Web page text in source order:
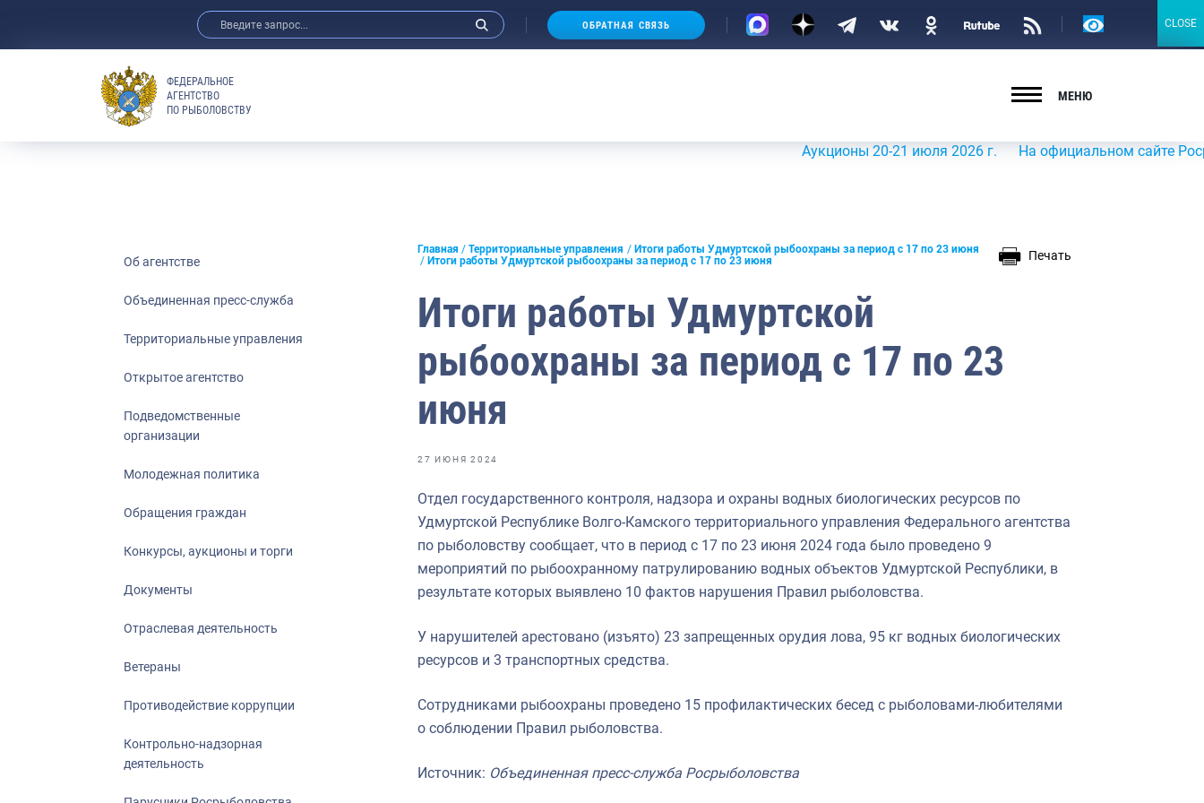
ОБРАТНАЯ СВЯЗЬ
Версия
ФЕДЕРАЛЬНОЕ
АГЕНТСТВО
ПО РЫБОЛОВСТВУ
МЕНЮ
Аукционы 20-21 июля 2026 г. На официальном сайте
Об агентстве
Объединенная пресс-служба
Территориальные управления
Открытое агентство
Подведомственные
организации
Молодежная политика
Обращения граждан
Конкурсы, аукционы и торги
Документы
Отраслевая деятельность
Ветераны
Противодействие коррупции
Контрольно-надзорная
деятельность
Главная Территориальные управления
Итоги работы Удмуртской рыбоохраны за период с 17 по 23 июня
Итоги работы Удмуртской рыбоохраны за период с 17 по 23 июня
Печать
Итоги работы Удмуртской
рыбоохраны за период с 17 по 23
июня
27 ИЮНЯ 2024
Отдел государственного контроля, надзора и охраны водных биологических ресурсов по
Удмуртской Республике Волго-Камского территориального управления Федерального агентства
по рыболовству сообщает, что в период с 17 по 23 июня 2024 года было проведено 9
мероприятий по рыбоохранному патрулированию водных объектов Удмуртской Республики, в
результате которых выявлено 10 фактов нарушения Правил рыболовства.
У нарушителей арестовано (изъято) 23 запрещенных орудия лова, 95 кг водных биологических
ресурсов и 3 транспортных средства.
Сотрудниками рыбоохраны проведено 15 профилактических бесед с рыболовами-любителями
о соблюдении Правил рыболовства.
Источник: Объединенная пресс-служба Росрыболовства
CLOSE
CLOSE